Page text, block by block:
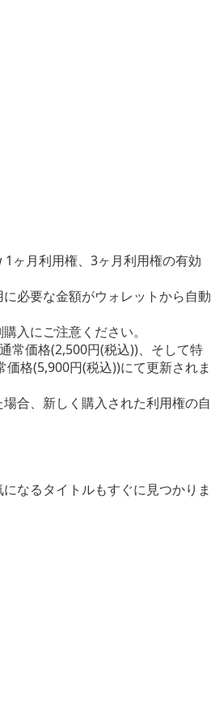
ヶ月利用権、3ヶ月利用権の有効
必要な金額がウォレットから自動
入にご注意ください。
常価格(2,500円(税込))、そして特
格(5,900円(税込))にて更新されま
合、新しく購入された利用権の自
なるタイトルもすぐに見つかりま